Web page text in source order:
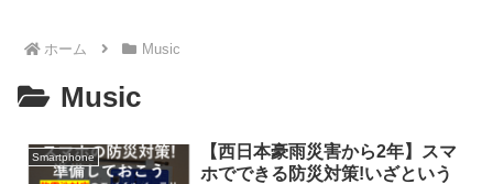
ホーム Music
Music
Smartphone
【西日本豪雨災害から2年】スマ
ホでできる防災対策!いざという